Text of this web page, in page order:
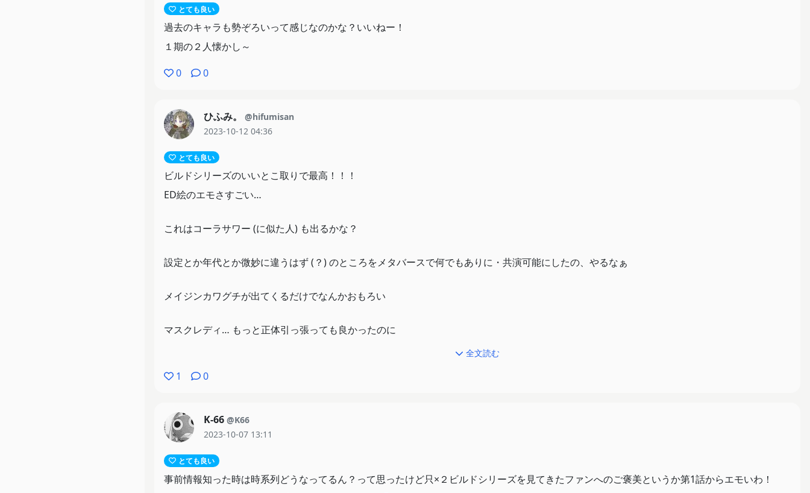
とても良い
過去のキャラも勢ぞろいって感じなのかな？いいねー！
１期の２人懐かし～
0
0
ひふみ。
@hifumisan
2023-10-12 04:36
とても良い
ビルドシリーズのいいとこ取りで最高！！！
ED絵のエモさすごい…
これはコーラサワー (に似た人) も出るかな？
設定とか年代とか微妙に違うはず (？) のところをメタバースで何でもありに・共演可能にしたの、やるなぁ
メイジンカワグチが出てくるだけでなんかおもろい
マスクレディ… もっと正体引っ張っても良かったのに
全文読む
1 0
K-66 @K66
2023-10-07 13:11
とても良い
事前情報知った時は時系列どうなってるん？って思ったけど只×２ビルドシリーズを見てきたファンへのご褒美というか第1話からエモいわ！